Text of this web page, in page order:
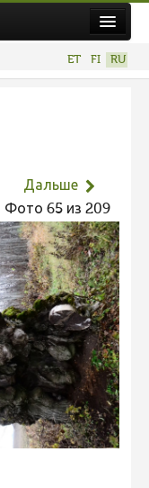
ET FI RU
Дальше
Фото 65 из 209